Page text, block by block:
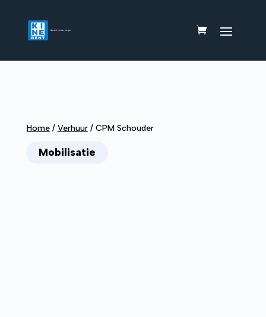
Home/ Verhuur/ CPM Schouder
Mobilisatie